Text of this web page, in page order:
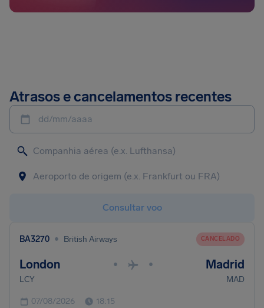
Atrasos e cancelamentos recentes
dd/mm/aaaa
Consultar voo
BA3270 • British Airways CANCELADO
London • • Madrid
LCY MAD
07/08/2026 18:15